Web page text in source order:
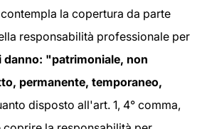
la copertura da parte
responsabilità professionale per
danno: "patrimoniale, non
permanente, temporaneo,
disposto all'art. 1, 4° comma,